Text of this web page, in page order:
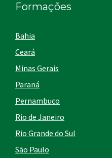
Formações
Bahia
Ceará
Minas Gerais
Paraná
Pernambuco
Rio de Janeiro
Rio Grande do Sul
São Paulo